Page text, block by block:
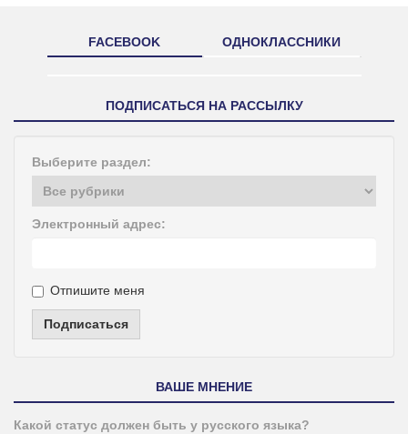
FACEBOOK ОДНОКЛАССНИКИ
ПОДПИСАТЬСЯ НА РАССЫЛКУ
Выберите раздел:
Электронный адрес:
Отпишите меня
Подписаться
ВАШЕ МНЕНИЕ
Какой статус должен быть у русского языка?